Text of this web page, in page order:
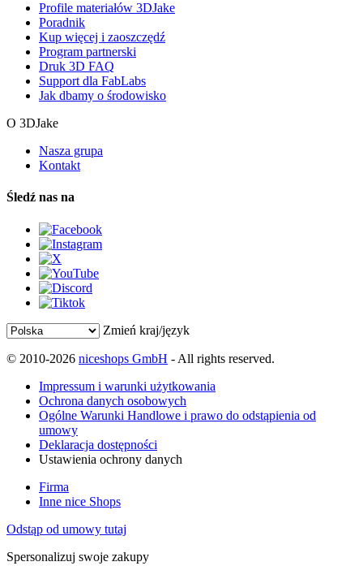
Profile materiałów 3DJake
Poradnik
Kup więcej i zaoszczędź
Program partnerski
Druk 3D FAQ
Support dla FabLabs
Jak dbamy o środowisko
O 3DJake
Nasza grupa
Kontakt
Śledź nas na
Zmień kraj/język
© 2010-2026 niceshops GmbH - All rights reserved.
Impressum i warunki użytkowania
Ochrona danych osobowych
Ogólne Warunki Handlowe i prawo do odstąpienia od
umowy
Deklaracja dostępności
Ustawienia ochrony danych
Firma
Inne nice Shops
Odstąp od umowy tutaj
Spersonalizuj swoje zakupy